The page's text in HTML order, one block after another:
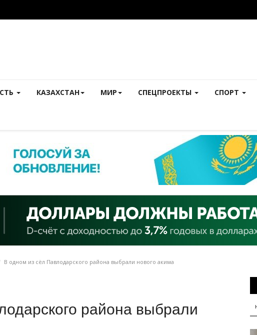
КАЗАХСТАН МИР СПЕЦПРОЕКТЫ СПОРТ
В одном из сёл Павлодарского района выбрали нового акима
района выбрали